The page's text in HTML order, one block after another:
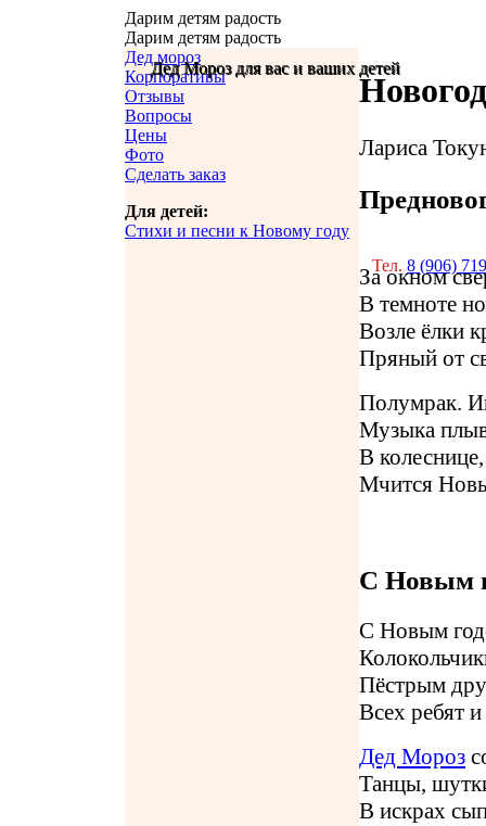
Дед Мороз для вас и ваших детей
Дед Мороз для вас и ваших детей
Тел. 8 (906)
Дарим детям радость
Дарим детям радость
Дед мороз
Корпоративы
Отзывы
Вопросы
Цены
Фото
Сделать заказ
Для детей:
Стихи и песни к Новому году
Лариса
За окном
В темноте
Возле ёлки
Пряный от
Полумрак.
Музыка
В
Мчится
С Новым
С Новым
Пёстрым
Всех ребят и
Дед Мороз
Танцы,
В искрах